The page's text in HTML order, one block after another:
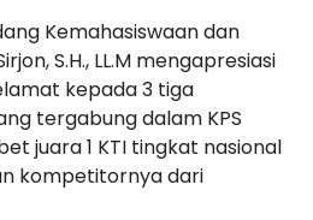
Kemahasiswaan dan
S.H., LL.M mengapresiasi
kepada 3 tiga
tergabung dalam KPS
juara 1 KTI tingkat nasional
kompetitornya dari